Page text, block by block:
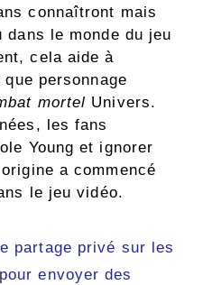
connaîtront mais
dans le monde du jeu
cela aide à
personnage
mortel Univers.
les fans
Young et ignorer
a commencé
le jeu vidéo.
partage privé sur les
envoyer des